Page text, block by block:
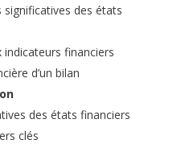
des états
indicateurs financiers
d’un bilan
des états financiers
clés